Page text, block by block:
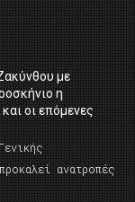
με
η
οι επόμενες
ανατροπές